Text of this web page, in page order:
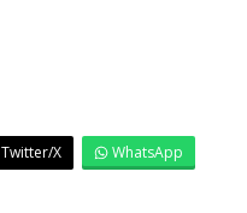
Twitter/X
WhatsApp